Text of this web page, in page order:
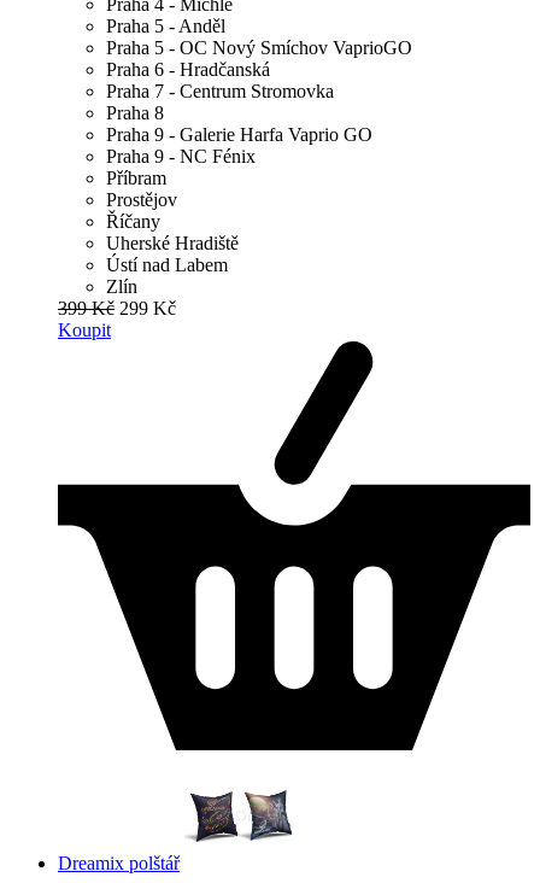
Praha 4 - Michle
Praha 5 - Anděl
Praha 5 - OC Nový Smíchov VaprioGO
Praha 6 - Hradčanská
Praha 7 - Centrum Stromovka
Praha 8
Praha 9 - Galerie Harfa Vaprio GO
Praha 9 - NC Fénix
Příbram
Prostějov
Říčany
Uherské Hradiště
Ústí nad Labem
Zlín
399 Kč 299 Kč
Koupit
Dreamix polštář